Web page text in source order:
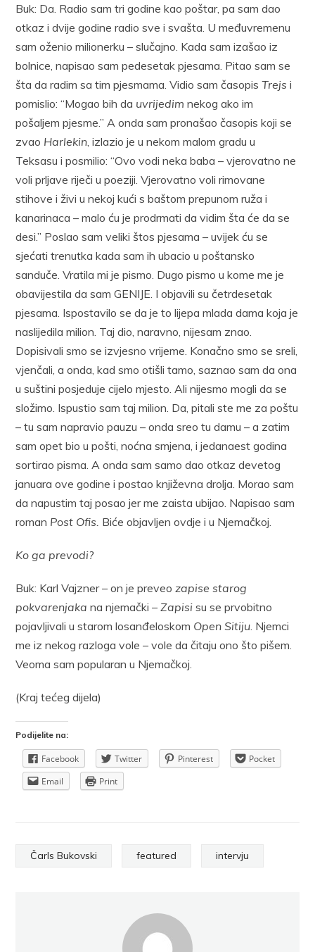
Buk: Da. Radio sam tri godine kao poštar, pa sam dao
otkaz i dvije godine radio sve i svašta. U međuvremenu
sam oženio milionerku – slučajno. Kada sam izašao iz
bolnice, napisao sam pedesetak pjesama. Pitao sam se
šta da radim sa tim pjesmama. Vidio sam časopisTrejs i
pomislio: “Mogao bih da uvrijedimnekog ako im
pošaljem pjesme.” A onda sam pronašao časopis koji se
zvao Harlekin , izlazio je u nekom malom gradu u
Teksasu i posmilio: “Ovo vodi neka baba – vjerovatno ne
voli prljave riječi u poeziji. Vjerovatno voli rimovane
stihove i živi u nekoj kući s baštom prepunom ruža i
kanarinaca – malo ću je prodrmati da vidim šta će da se
desi.” Poslao sam veliki štos pjesama – uvijek ću se
sjećati trenutka kada sam ih ubacio u poštansko
sanduče. Vratila mi je pismo. Dugo pismo u kome me je
obavijestila da sam GENIJE. I objavili su četrdesetak
pjesama. Ispostavilo se da je to lijepa mlada dama koja je
naslijedila milion. Taj dio, naravno, nijesam znao.
Dopisivali smo se izvjesno vrijeme. Konačno smo se sreli,
vjenčali, a onda, kad smo otišli tamo, saznao sam da ona
u suštini posjeduje cijelo mjesto. Ali nijesmo mogli da se
složimo. Ispustio sam taj milion. Da, pitali ste me za poštu
– tu sam napravio pauzu – onda sreo tu damu – a zatim
sam opet bio u pošti, noćna smjena, i jedanaest godina
sortirao pisma. A onda sam samo dao otkaz devetog
januara ove godine i postao književna drolja. Morao sam
da napustim taj posao jer me zaista ubijao. Napisao sam
roman Post Ofis. Biće objavljen ovdje i u Njemačkoj.
Ko ga prevodi?
Buk: Karl Vajzner – on je preveo zapise starog
pokvarenjakana njemački – Zapisi su se prvobitno
pojavljivali u starom losanđeloskom Open Sitiju . Njemci
me iz nekog razloga vole – vole da čitaju ono što pišem.
Veoma sam popularan u Njemačkoj.
(Kraj tećeg dijela)
Podijelite na:
Facebook Twitter Pinterest
Pocket
Email
Print
Čarls Bukovski featured intervju